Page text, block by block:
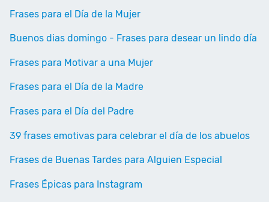
Frases para el Día de la Mujer
Buenos dias domingo - Frases para desear un lindo día
Frases para Motivar a una Mujer
Frases para el Día de la Madre
Frases para el Día del Padre
39 frases emotivas para celebrar el día de los abuelos
Frases de Buenas Tardes para Alguien Especial
Frases Épicas para Instagram